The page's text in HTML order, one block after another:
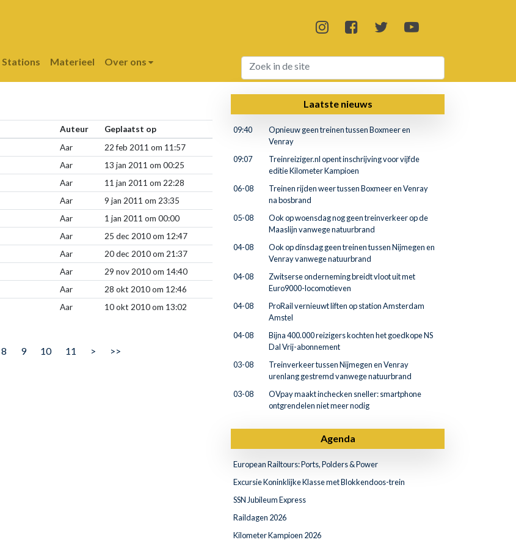
Stations Materieel Over ons
Auteur
Geplaatst op
Aar
22 feb 2011 om 11:57
Aar
13 jan 2011 om 00:25
Aar
11 jan 2011 om 22:28
Aar
9 jan 2011 om 23:35
Aar
1 jan 2011 om 00:00
Aar
25 dec 2010 om 12:47
Aar
20 dec 2010 om 21:37
Aar
29 nov 2010 om 14:40
Aar
28 okt 2010 om 12:46
Aar 10 okt 2010 om 13:02
8 9 10 11 > >>
Laatste nieuws
09:40
Opnieuw geen treinen tussen Boxmeer en
Venray
09:07
Treinreiziger.nl opent inschrijving voor vijfde
editie Kilometer Kampioen
06-08
Treinen rijden weer tussen Boxmeer en Venray
na bosbrand
05-08
Ook op woensdag nog geen treinverkeer op de
Maaslijn vanwege natuurbrand
04-08
Ook op dinsdag geen treinen tussen Nijmegen en
Venray vanwege natuurbrand
04-08
Zwitserse onderneming breidt vloot uit met
Euro9000-locomotieven
04-08
ProRail vernieuwt liften op station Amsterdam
Amstel
04-08
Bijna 400.000 reizigers kochten het goedkope NS
Dal Vrij-abonnement
03-08
Treinverkeer tussen Nijmegen en Venray
urenlang gestremd vanwege natuurbrand
03-08
OVpay maakt inchecken sneller: smartphone
ontgrendelen niet meer nodig
Agenda
European Railtours: Ports, Polders & Power
Excursie Koninklijke Klasse met Blokkendoos-trein
SSN Jubileum Express
Raildagen 2026
Kilometer Kampioen 2026